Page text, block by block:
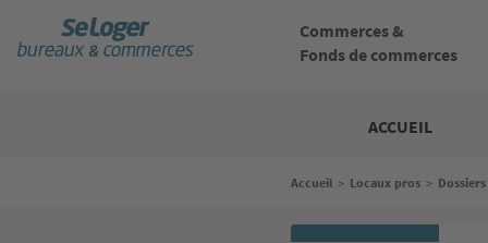
contenu
Commerces &
Fonds de commerces
ACCUEIL
Fil
Accueil > Locaux pros > Dossiers